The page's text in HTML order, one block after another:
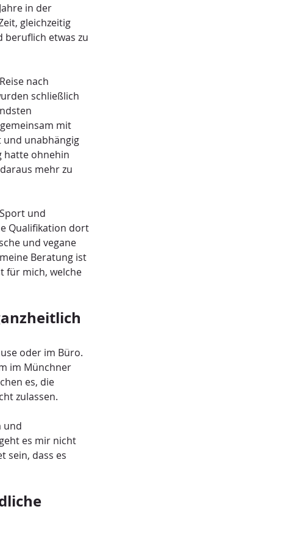
in der
gleichzeitig
beruflich etwas zu
nach
schließlich
mit
und unabhängig
hatte ohnehin
mehr zu
und
Qualifikation dort
und vegane
Beratung ist
für mich, welche
oder im Büro.
im Münchner
es, die
zulassen.
und
es mir nicht
sein, dass es